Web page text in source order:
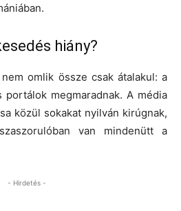
hiány?
omlik össze csak átalakul: a
megmaradnak. A média
közül sokakat nyilván kirúgnak,
van mindenütt a
- Hirdetés -